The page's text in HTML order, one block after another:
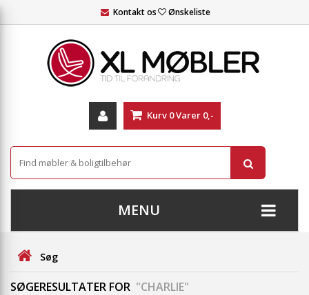
Kontakt os Ønskeliste
Kurv 0Varer 0,-
MENU
+
STUE
Søg
SØGERESULTATER FOR "CHARLIE"